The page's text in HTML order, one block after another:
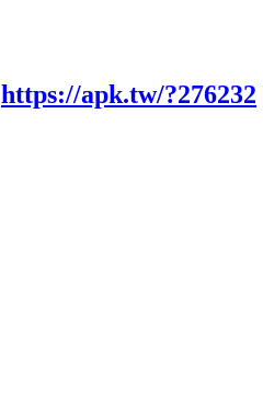
https://apk.tw/?276232